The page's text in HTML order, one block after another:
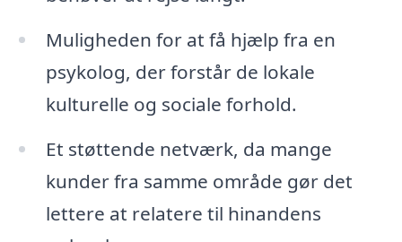
Muligheden for at få hjælp fra en
psykolog, der forstår de lokale
kulturelle og sociale forhold.
Et støttende netværk, da mange
kunder fra samme område gør det
lettere at relatere til hinandens